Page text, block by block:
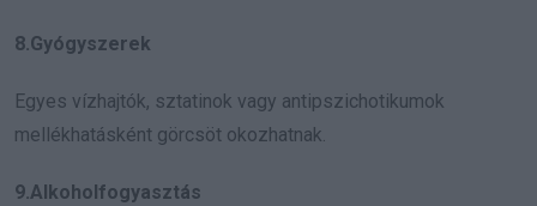
8.Gyógyszerek
Egyes vízhajtók, sztatinok vagy antipszichotikumok
mellékhatásként görcsöt okozhatnak.
9.Alkoholfogyasztás